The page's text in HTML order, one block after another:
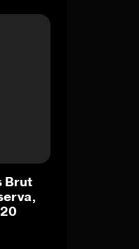
Brut